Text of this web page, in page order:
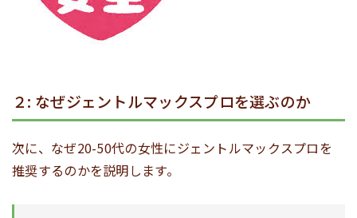
２: なぜジェントルマックスプロを選ぶのか
次に、なぜ20-50代の女性にジェントルマックスプロを
推奨するのかを説明します。